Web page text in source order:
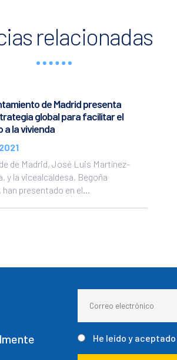
relacionadas
de Madrid presenta
global para facilitar el
a la vivienda
de Madrid, José Luis Martínez-
y la vicealcaldesa, Begoña
han presentado en el...
He leído y aceptado